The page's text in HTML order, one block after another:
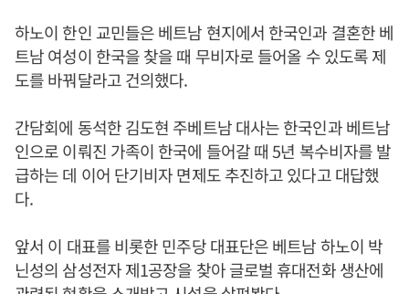
하노이 한인 교민들은 베트남 현지에서 한국인과 결혼한 베
트남 여성이 한국을 찾을 때 무비자로 들어올 수 있도록 제
도를 바꿔달라고 건의했다.
간담회에 동석한 김도현 주베트남 대사는 한국인과 베트남
인으로 이뤄진 가족이 한국에 들어갈 때 5년 복수비자를 발
급하는 데 이어 단기비자 면제도 추진하고 있다고 대답했
다.
앞서 이 대표를 비롯한 민주당 대표단은 베트남 하노이 박
닌성의 삼성전자 제1공장을 찾아 글로벌 휴대전화 생산에